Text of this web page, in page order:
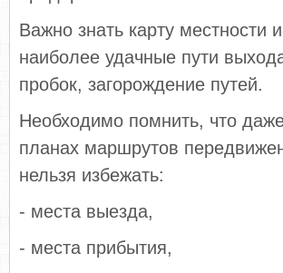
Важно знать карту местности
наиболее удачные пути
пробок, загорождение путей.
Необходимо помнить, что
планах маршрутов
нельзя избежать:
- места выезда,
- места прибытия,